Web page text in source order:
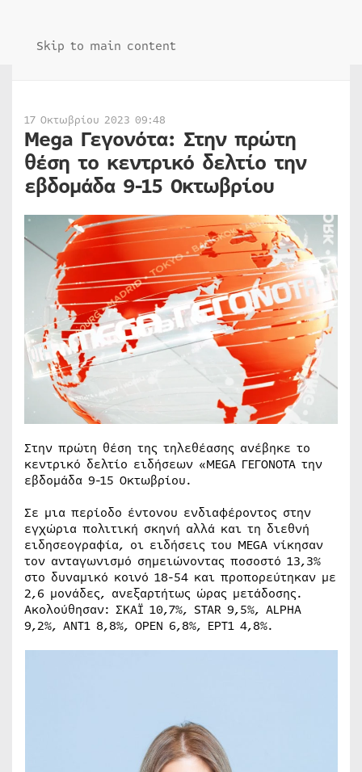
Skip to main content
17 Οκτωβρίου 2023 09:48
Mega Γεγονότα: Στην πρώτη
θέση το κεντρικό δελτίο την
εβδομάδα 9-15 Οκτωβρίου
Στην πρώτη θέση της τηλεθέασης ανέβηκε το
κεντρικό δελτίο ειδήσεων «MEGA ΓΕΓΟΝΟΤΑ την
εβδομάδα 9-15 Οκτωβρίου.
Σε μια περίοδο έντονου ενδιαφέροντος στην
εγχώρια πολιτική σκηνή αλλά και τη διεθνή
ειδησεογραφία, οι ειδήσεις του MEGA νίκησαν
τον ανταγωνισμό σημειώνοντας ποσοστό 13,3%
στο δυναμικό κοινό 18-54 και προπορεύτηκαν με
2,6 μονάδες, ανεξαρτήτως ώρας μετάδοσης.
Ακολούθησαν: ΣΚΑΪ 10,7%, STAR 9,5%, ALPHA
9,2%, ANT1 8,8%, OPEN 6,8%, ΕΡΤ1 4,8%.